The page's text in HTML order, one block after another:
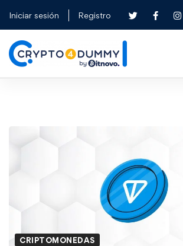
Iniciar sesión Registro
CRIPTOMONEDAS